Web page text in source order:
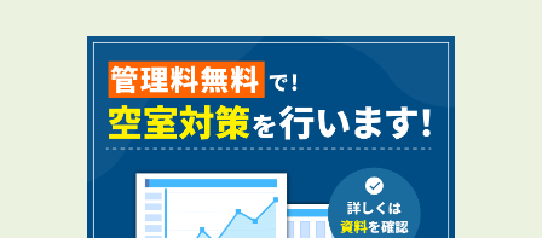
RENTAL
管理料無料について